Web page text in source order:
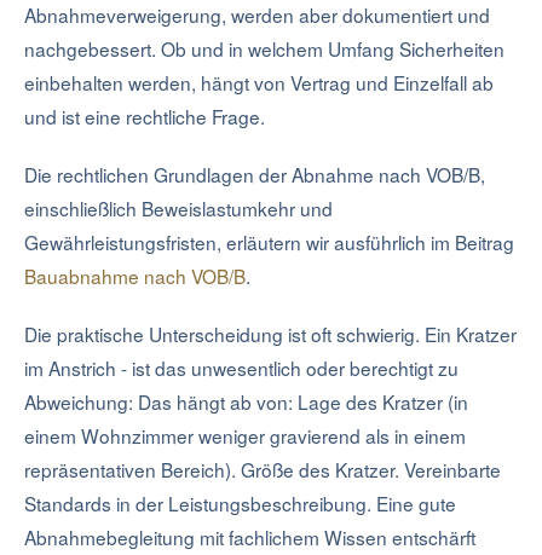
Abnahmeverweigerung, werden aber dokumentiert und
nachgebessert. Ob und in welchem Umfang Sicherheiten
einbehalten werden, hängt von Vertrag und Einzelfall ab
und ist eine rechtliche Frage.
Die rechtlichen Grundlagen der Abnahme nach VOB/B,
einschließlich Beweislastumkehr und
Gewährleistungsfristen, erläutern wir ausführlich im Beitrag
Bauabnahme nach VOB/B.
Die praktische Unterscheidung ist oft schwierig. Ein Kratzer
im Anstrich - ist das unwesentlich oder berechtigt zu
Abweichung: Das hängt ab von: Lage des Kratzer (in
einem Wohnzimmer weniger gravierend als in einem
repräsentativen Bereich). Größe des Kratzer. Vereinbarte
Standards in der Leistungsbeschreibung. Eine gute
Abnahmebegleitung mit fachlichem Wissen entschärft